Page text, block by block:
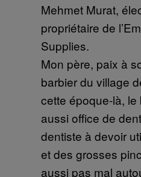
Mehmet Murat,
propriétaire de
Supplies.
Mon père, paix à
barbier du village
cette époque-là, le
aussi office de
dentiste à devoir
et des grosses
aussi pas mal